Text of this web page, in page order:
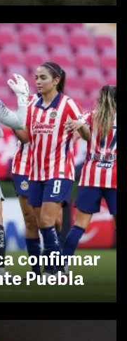
confirmar
Puebla